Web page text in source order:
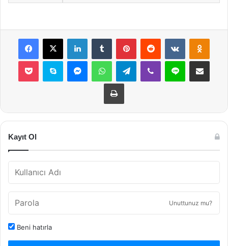
Facebook
X LinkedInTumblr PinterestReddit VKontakte
Pocket Skype MessengerWhatsAppTelegramViber Line E-Posta ile
Yazdır
Kayıt Ol
Unuttunuz mu?
Beni hatırla